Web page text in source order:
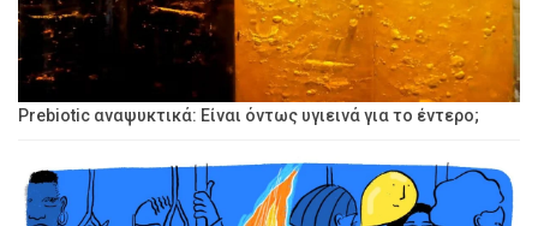
Prebiotic αναψυκτικά: Είναι όντως υγιεινά για το έντερο;